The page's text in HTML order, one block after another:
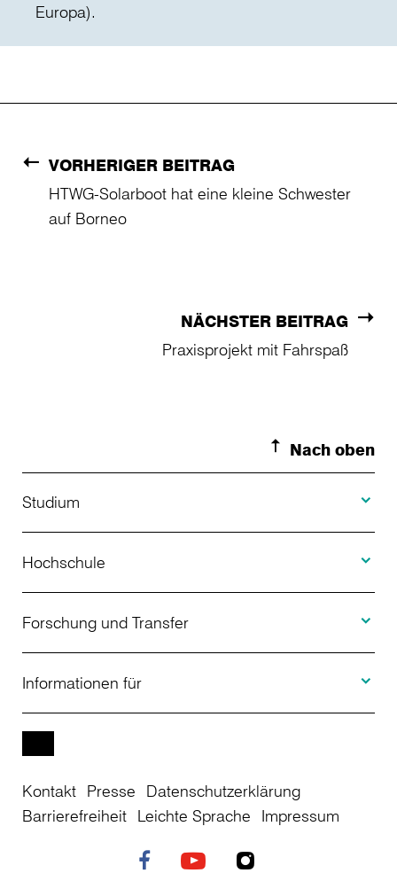
Europa).
VORHERIGER BEITRAG
HTWG-Solarboot hat eine kleine Schwester
auf Borneo
NÄCHSTER BEITRAG
Praxisprojekt mit Fahrspaß
Nach oben
Studium
Studienangebot
Bewerbung
Studienberatung
Weiterbildung
Studienkolleg
Hochschule
Über uns
Aktuelles
Veranstaltungen
Einrichtungen
Stellenangebote
Forschung und Transfer
Projekte
Informationen für
Studierende
Kontakt Presse
Datenschutzerklärung
Barrierefreiheit Leichte Sprache Impressum